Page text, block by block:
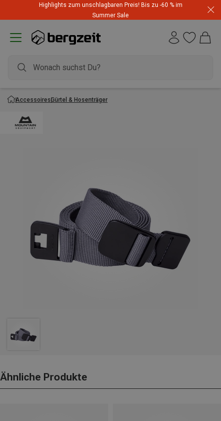
Highlights zum unschlagbaren Preis! Bis zu -60 % im
Summer Sale
AccessoiresGürtel & Hosenträger
Ähnliche Produkte